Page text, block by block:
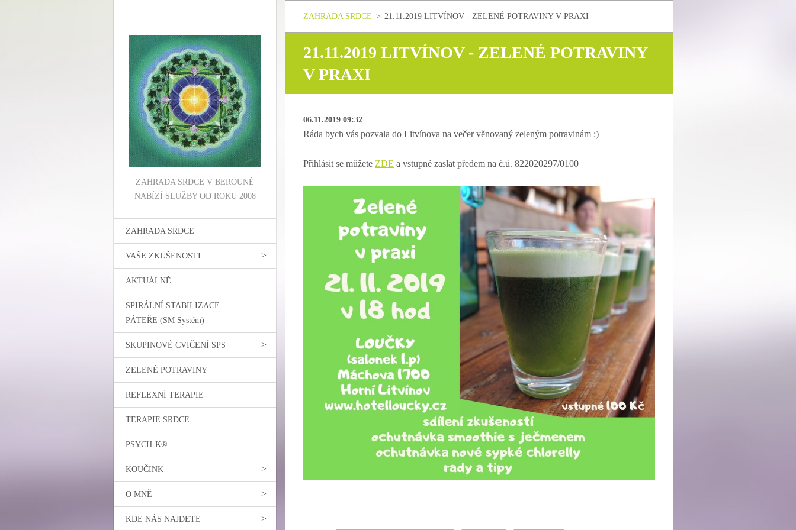
ZAHRADA SRDCE V BEROUNĚ
NABÍZÍ SLUŽBY OD ROKU 2008
ZAHRADA SRDCE
VAŠE ZKUŠENOSTI
AKTUÁLNĚ
SPIRÁLNÍ STABILIZACE
PÁTEŘE (SM Systém)
SKUPINOVÉ CVIČENÍ SPS
ZELENÉ POTRAVINY
REFLEXNÍ TERAPIE
TERAPIE SRDCE
PSYCH-K®
KOUČINK
O MNĚ
KDE NÁS NAJDETE
ZAHRADA SRDCE > 21.11.2019 LITVÍNOV - ZELENÉ POTRAVINY V PRAXI
21.11.2019 LITVÍNOV - ZELENÉ POTRAVINY
V PRAXI
06.11.2019 09:32
Ráda bych vás pozvala do Litvínova na večer věnovaný zeleným potravinám :)
Přihlásit se můžete ZDE a vstupné zaslat předem na č.ú. 822020297/0100